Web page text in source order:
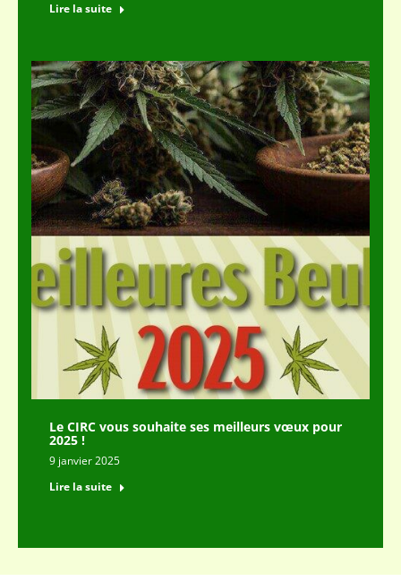
Lire la suite
Le CIRC vous souhaite ses meilleurs vœux pour
2025 !
9 janvier 2025
Lire la suite